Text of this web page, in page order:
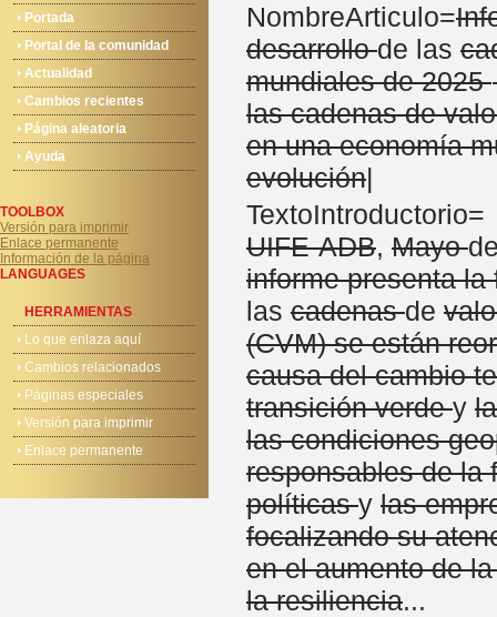
Portada
Portal de la comunidad
Actualidad
Cambios recientes
Página aleatoria
Ayuda
TOOLBOX
Versión para imprimir
Enlace permanente
Información de la página
LANGUAGES
HERRAMIENTAS
Lo que enlaza aquí
Cambios relacionados
Páginas especiales
Versión para imprimir
Enlace permanente
NombreArticulo=
desarrollode las
mundiales de 2025
las cadenas de
en una economía
evolución|
UIFE-ADB, Mayo
informe presenta la
las cadenasde
(CVM) se están
causa del cambio
transición verdey
las condiciones
responsables de la
políticasy las
focalizando su
en el aumento de
la resiliencia...